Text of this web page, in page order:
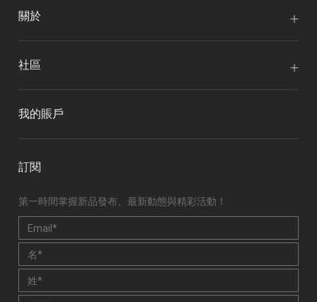
關於
社區
我的賬戶
訂閱
第一時間掌握新品發布、最新動態與精彩活動！